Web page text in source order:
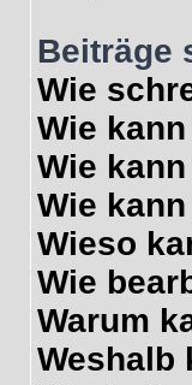
Beiträge
Wie
Wie
Wie
Wie
Wieso
Wie
Warum
Weshalb